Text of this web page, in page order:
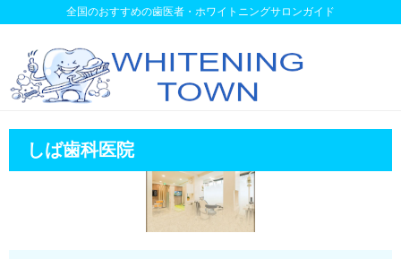
全国のおすすめの歯医者・ホワイトニングサロンガイド
しば歯科医院